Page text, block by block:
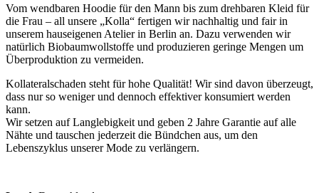
Vom wendbaren Hoodie für den Mann bis zum drehbaren Kleid für
die Frau – all unsere „Kolla“ fertigen wir nachhaltig und fair in
unserem hauseigenen Atelier in Berlin an. Dazu verwenden wir
natürlich Biobaumwollstoffe und produzieren geringe Mengen um
Überproduktion zu vermeiden.
Kollateralschaden steht für hohe Qualität! Wir sind davon überzeugt,
dass nur so weniger und dennoch effektiver konsumiert werden
kann.
Wir setzen auf Langlebigkeit und geben 2 Jahre Garantie auf alle
Nähte und tauschen jederzeit die Bündchen aus, um den
Lebenszyklus unserer Mode zu verlängern.